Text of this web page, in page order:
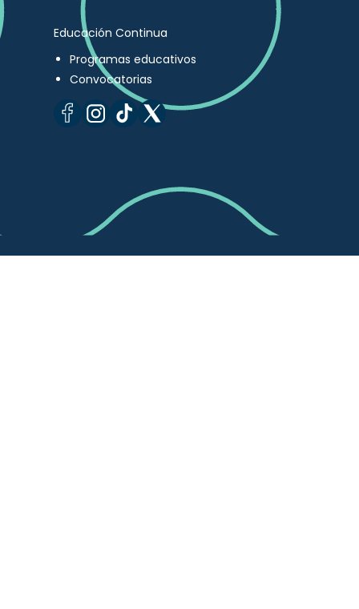
Educación Continua
Programas educativos
Convocatorias